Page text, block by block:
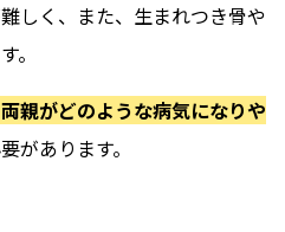
しく、また、生まれつき骨や
。
親がどのような病気になりや
があります。